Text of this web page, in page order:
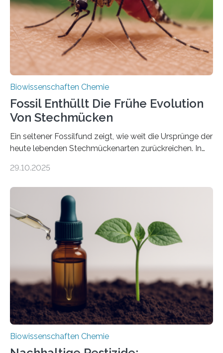
dieser Gruppe bilden aus Zellfäden dichte Geflechte
mit scheibenförmiger Gestalt. Was auffällig ist: Die
nächsten…
Biowissenschaften Chemie
Fossil Enthüllt Die Frühe Evolution
Von Stechmücken
Ein seltener Fossilfund zeigt, wie weit die Ursprünge der
heute lebenden Stechmückenarten zurückreichen. In
Forschende die bisher älteste bekannte Stechmücken-
Region Kachin in Myanmar und hat sich in
ausgezeichnetem Zustand erhalten. Es konnte als neue
Art einer neuen Gattung beschrieben werden und trägt
nun den Namen Cretosabethes primaevus. Dieser erste
fossile Nachweis einer Stechmückenlarve in Bernstein
stellt gleichzeitig den ersten Fossilfund einer
Mückenlarve aus dem Mesozoikum dar, denn…
29.10.2025
Biowissenschaften Chemie